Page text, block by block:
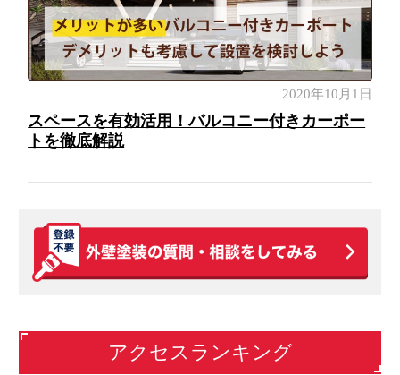
2020年10月1日
スペースを有効活用！バルコニー付きカーポー
トを徹底解説
アクセスランキング